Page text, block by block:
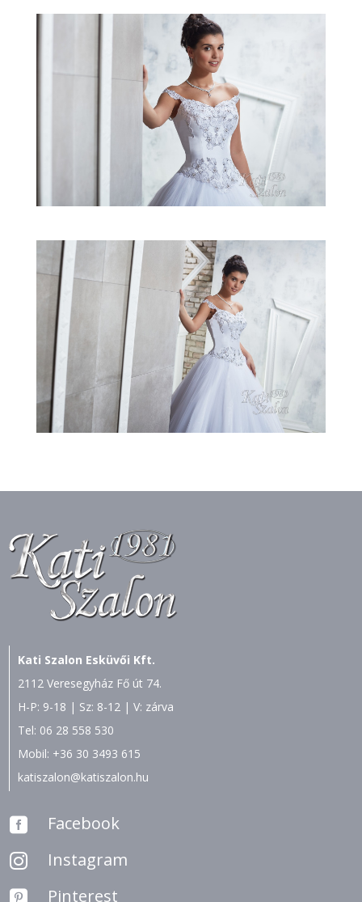
ruha
Kati Szalon Esküvői Kft.
2112 Veresegyház Fő út 74.
H-P: 9-18 | Sz: 8-12 | V: zárva
Tel: 06 28 558 530
Mobil: +36 30 3493 615
katiszalon@katiszalon.hu
 Facebook
 Instagram
 Pinterest